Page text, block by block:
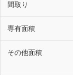
間取り
専有面積
その他面積